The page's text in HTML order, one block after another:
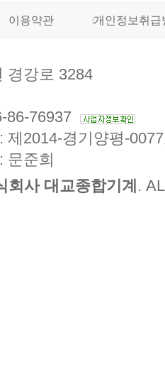
이용약관 개인정보취급
경강로 3284
86-76937
제2014-경기양평-
문준희
회사 대교종합기계 .